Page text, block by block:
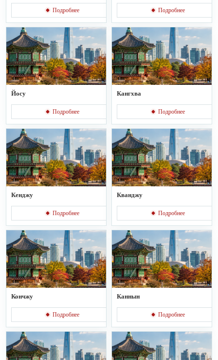
Подробнее Подробнее
Йосу
Подробнее
Кангхва
Подробнее
Кенджу
Подробнее
Кванджу
Подробнее
Кончжу
Подробнее
Каннын
Подробнее